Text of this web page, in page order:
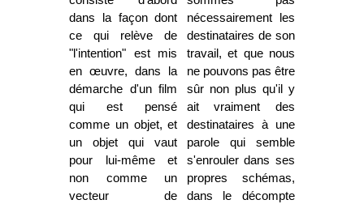
dans la façon dont
ce qui relève de
"l'intention" est mis
en œuvre, dans la
démarche d'un film
qui est pensé
comme un objet, et
un objet qui vaut
pour lui-même et
non comme un
vecteur de
nécessairement les
destinataires de son
travail, et que nous
ne pouvons pas être
sûr non plus qu'il y
ait vraiment des
destinataires à une
parole qui semble
s'enrouler dans ses
propres schémas,
dans le décompte